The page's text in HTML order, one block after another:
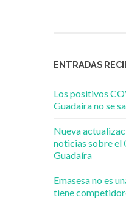
ENTRADAS
Los positivos
Guadaíra no se
Nueva
noticias sobre el
Guadaíra
Emasesa no es
tiene